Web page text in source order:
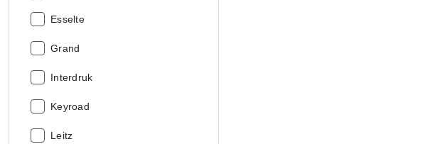
Producent:
Esselte
Producent:
Grand
Producent:
Interdruk
Producent:
Keyroad
Producent:
Leitz